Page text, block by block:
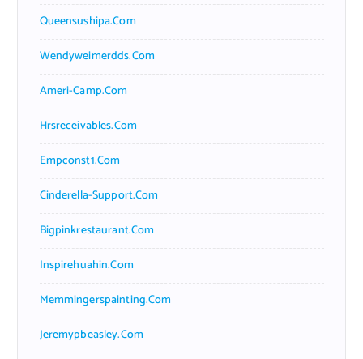
Queensushipa.com
Wendyweimerdds.com
Ameri-Camp.com
Hrsreceivables.com
Empconst1.com
Cinderella-Support.com
Bigpinkrestaurant.com
Inspirehuahin.com
Memmingerspainting.com
Jeremypbeasley.com